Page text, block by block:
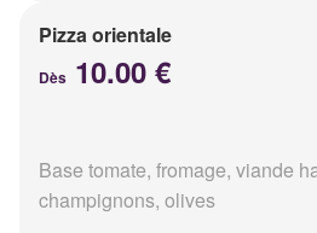
Pizza orientale
Dès 10.00 €
Base tomate, fromage, viande
champignons, olives